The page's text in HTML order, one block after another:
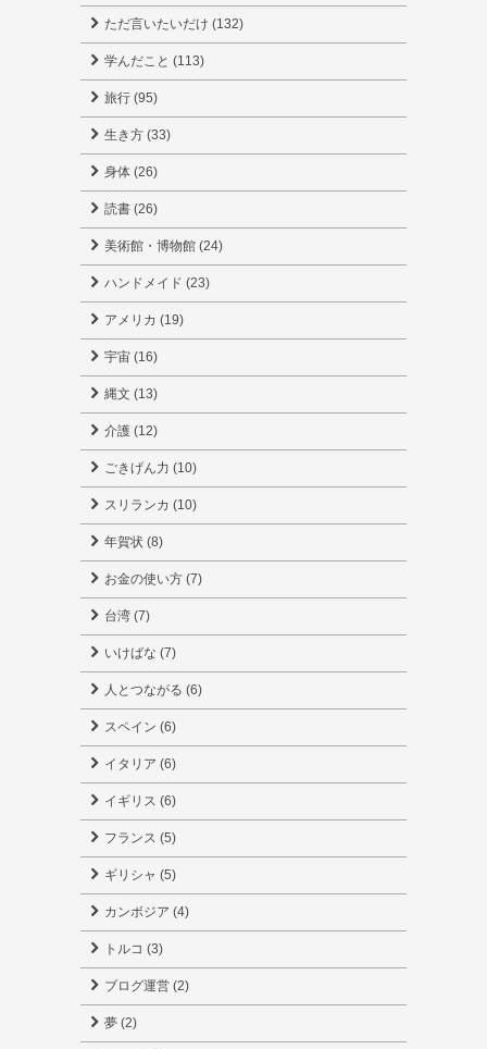
ただ言いたいだけ (132)
学んだこと (113)
旅行 (95)
生き方 (33)
身体 (26)
読書 (26)
美術館・博物館 (24)
ハンドメイド (23)
アメリカ (19)
宇宙 (16)
縄文 (13)
介護 (12)
ごきげん力 (10)
スリランカ (10)
年賀状 (8)
お金の使い方 (7)
台湾 (7)
いけばな (7)
人とつながる (6)
スペイン (6)
イタリア (6)
イギリス (6)
フランス (5)
ギリシャ (5)
カンボジア (4)
トルコ (3)
ブログ運営 (2)
夢 (2)